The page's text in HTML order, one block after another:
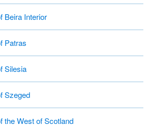
Beira Interior
Patras
Silesia
Szeged
the West of Scotland